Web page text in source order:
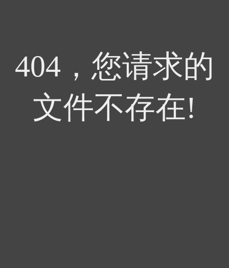
404，您请求的
文件不存在!